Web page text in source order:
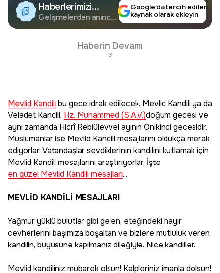
Haberlerimizi
Google'da Takip
Edin
Gelişmelerden anında
Google’da tercih edilen
kaynak olarak ekleyin
Haberin Devamı
Mevlid Kandilibu gece idrak edilecek. Mevlid Kandili ya da
Veladet Kandili, Hz. Muhammed (S.A.V.)doğum gecesi ve
aynı zamanda Hicrî Rebiülevvel ayının Onikinci gecesidir.
Müslümanlar ise Mevlid Kandili mesajlarını oldukça merak
ediyorlar. Vatandaşlar sevdiklerinin kandilini kutlamak için
Mevlid Kandili mesajlarını araştırıyorlar. İşte
en güzel Mevlid Kandili mesajları...
MEVLİD KANDİLİ MESAJLARI
Yağmur yüklü bulutlar gibi gelen, eteğindeki hayır
cevherlerini başımıza boşaltan ve bizlere mutluluk veren
kandilin, büyüsüne kapılmanız dileğiyle. Nice kandiller.
Mevlid kandiliniz mübarek olsun! Kalpleriniz imanla dolsun!